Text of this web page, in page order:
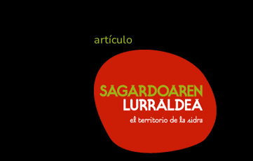
artículo